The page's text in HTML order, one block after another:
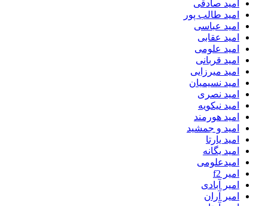
امید صادقی
امید طالب پور
امید عباسی
امید عقابی
امید علومی
امید قربانی
امید میرزایی
امید نسیمیان
امید نصری
امید نیکویه
امید هورمند
امید و جمشید
امید یارتا
امید یگانه
امیدعلومی
امیر f2
امیر آبادی
امیر آران